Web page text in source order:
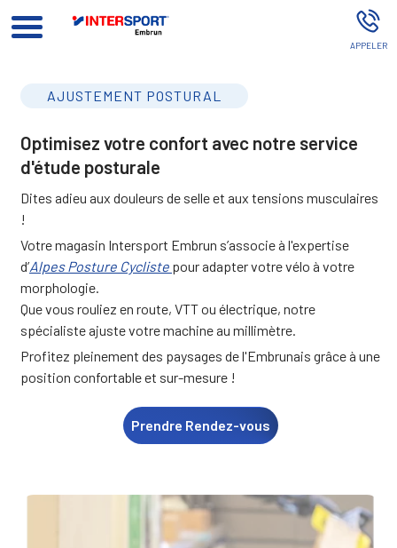
AJUSTEMENT POSTURAL
Optimisez votre confort avec notre service
d'étude posturale
Dites adieu aux douleurs de selle et aux tensions musculaires
!
Votre magasin Intersport Embrun s’associe à l'expertise
d’Alpes Posture Cycliste pour adapter votre vélo à votre
morphologie.
Que vous rouliez en route, VTT ou électrique, notre
spécialiste ajuste votre machine au millimètre.
Profitez pleinement des paysages de l'Embrunais grâce à une
position confortable et sur-mesure !
Prendre Rendez-vous